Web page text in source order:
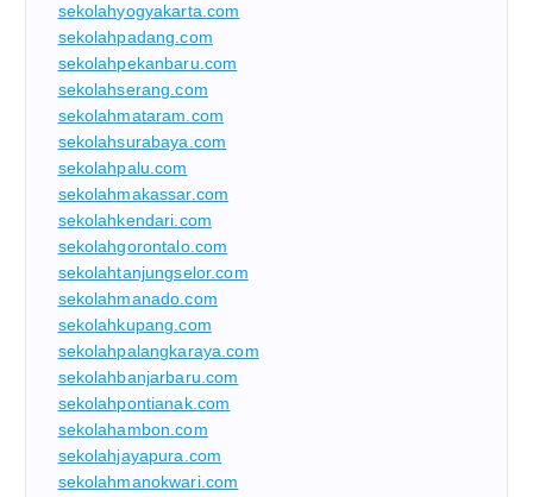
sekolahyogyakarta.com
sekolahpadang.com
sekolahpekanbaru.com
sekolahserang.com
sekolahmataram.com
sekolahsurabaya.com
sekolahpalu.com
sekolahmakassar.com
sekolahkendari.com
sekolahgorontalo.com
sekolahtanjungselor.com
sekolahmanado.com
sekolahkupang.com
sekolahpalangkaraya.com
sekolahbanjarbaru.com
sekolahpontianak.com
sekolahambon.com
sekolahjayapura.com
sekolahmanokwari.com